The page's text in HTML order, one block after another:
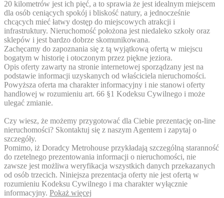
20 kilometrów jest ich pięć, a to sprawia że jest idealnym miejscem
dla osób ceniących spokój i bliskość natury, a jednocześnie
chcących mieć łatwy dostęp do miejscowych atrakcji i
infrastruktury. Nieruchomość położona jest niedaleko szkoły oraz
sklepów i jest bardzo dobrze skomunikowana.
Zachęcamy do zapoznania się z tą wyjątkową ofertą w miejscu
bogatym w historię i otoczonym przez piękne jeziora.
Opis oferty zawarty na stronie internetowej sporządzany jest na
podstawie informacji uzyskanych od właściciela nieruchomości.
Powyższa oferta ma charakter informacyjny i nie stanowi oferty
handlowej w rozumieniu art. 66 §1 Kodeksu Cywilnego i może
ulegać zmianie.
Czy wiesz, że możemy przygotować dla Ciebie prezentację on-line
nieruchomości? Skontaktuj się z naszym Agentem i zapytaj o
szczegóły.
Pomimo, iż Doradcy Metrohouse przykładają szczególną staranność
do rzetelnego prezentowania informacji o nieruchomości, nie
zawsze jest możliwa weryfikacja wszystkich danych przekazanych
od osób trzecich. Niniejsza prezentacja oferty nie jest ofertą w
rozumieniu Kodeksu Cywilnego i ma charakter wyłącznie
informacyjny. Pokaż więcej